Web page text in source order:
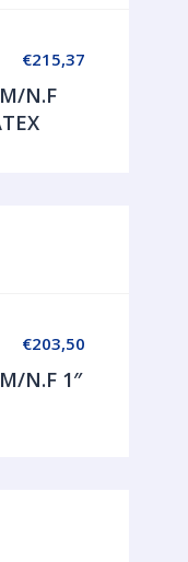
€215,37
N.F
€203,50
N.F 1″